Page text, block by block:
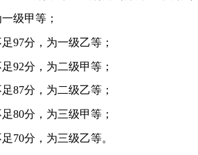
级甲等；
97分，为一级乙等；
92分，为二级甲等；
87分，为二级乙等；
80分，为三级甲等；
70分，为三级乙等。